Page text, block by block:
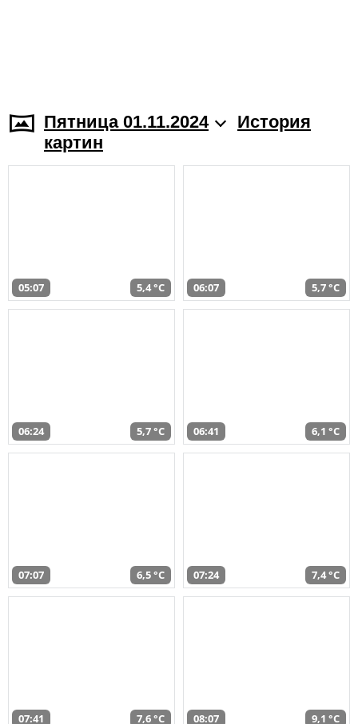
Пятница 01.11.2024
История
картин
05:07 5,4 °C 06:07 5,7 °C
06:24 5,7 °C 06:41 6,1 °C
07:07 6,5 °C 07:24 7,4 °C
07:41 7,6 °C 08:07 9,1 °C